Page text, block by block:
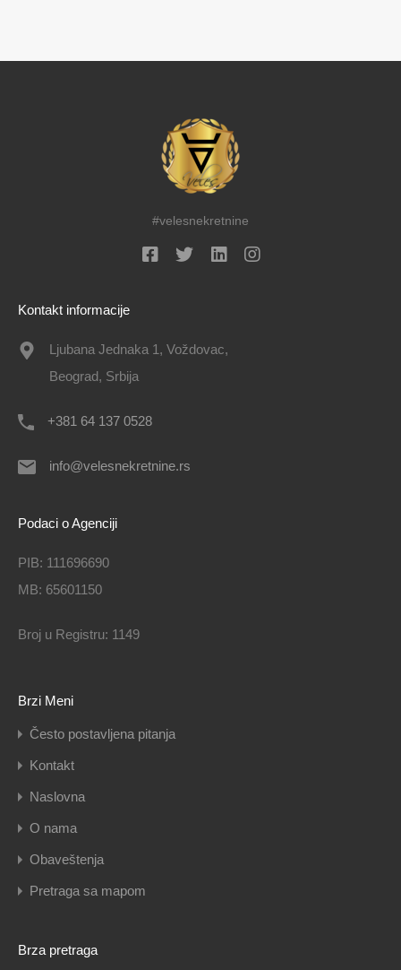
#velesnekretnine
Kontakt informacije
Ljubana Jednaka 1, Voždovac,
Beograd, Srbija
+381 64 137 0528
info@velesnekretnine.rs
Podaci o Agenciji
PIB: 111696690
MB: 65601150
Broj u Registru: 1149
Brzi Meni
Često postavljena pitanja
Kontakt
Naslovna
O nama
Obaveštenja
Pretraga sa mapom
Brza pretraga